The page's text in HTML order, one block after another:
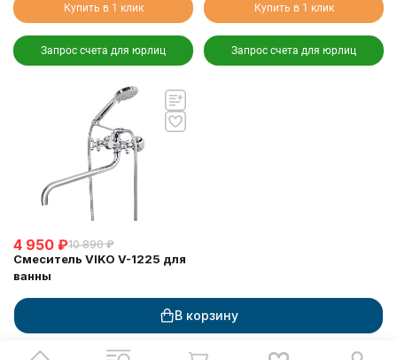
В корзину
Купить в 1 клик
Запрос счета для юрлиц
Купить в 1 клик
Запрос счета для юрлиц
4 950 ₽10 890 ₽
Смеситель VIKO V-1225 для
ванны
В наличии
В корзину